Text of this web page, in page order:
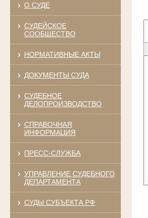
О СУДЕ
СУДЕЙСКОЕ
СООБЩЕСТВО
НОРМАТИВНЫЕ АКТЫ
ДОКУМЕНТЫ СУДА
СУДЕБНОЕ
ДЕЛОПРОИЗВОДСТВО
СПРАВОЧНАЯ
ИНФОРМАЦИЯ
ПРЕСС-СЛУЖБА
УПРАВЛЕНИЕ СУДЕБНОГО
ДЕПАРТАМЕНТА
СУДЫ СУБЪЕКТА РФ